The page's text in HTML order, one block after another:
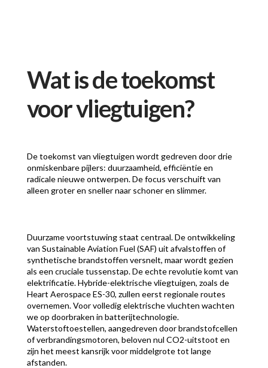
Wat is de toekomst
voor vliegtuigen?
De toekomst van vliegtuigen wordt gedreven door drie
onmiskenbare pijlers: duurzaamheid, efficiëntie en
radicale nieuwe ontwerpen. De focus verschuift van
alleen groter en sneller naar schoner en slimmer.
Duurzame voortstuwing staat centraal. De ontwikkeling
van Sustainable Aviation Fuel (SAF) uit afvalstoffen of
synthetische brandstoffen versnelt, maar wordt gezien
als een cruciale tussenstap. De echte revolutie komt van
elektrificatie. Hybride-elektrische vliegtuigen, zoals de
Heart Aerospace ES-30, zullen eerst regionale routes
overnemen. Voor volledig elektrische vluchten wachten
we op doorbraken in batterijtechnologie.
Waterstoftoestellen, aangedreven door brandstofcellen
of verbrandingsmotoren, beloven nul CO2-uitstoot en
zijn het meest kansrijk voor middelgrote tot lange
afstanden.